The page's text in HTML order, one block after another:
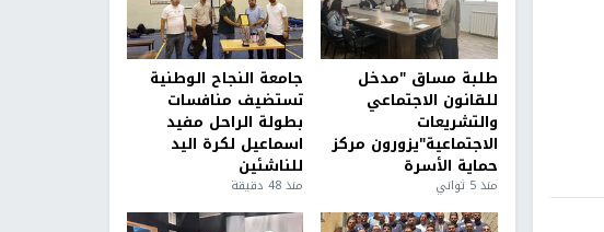
طلبة مساق "مدخل
للقانون الاجتماعي
والتشريعات
الاجتماعية"يزورون مركز
حماية الأسرة
منذ 5 ثواني
جامعة النجاح الوطنية
تستضيف منافسات
بطولة الراحل مفيد
اسماعيل لكرة اليد
للناشئين
منذ 48 دقيقة